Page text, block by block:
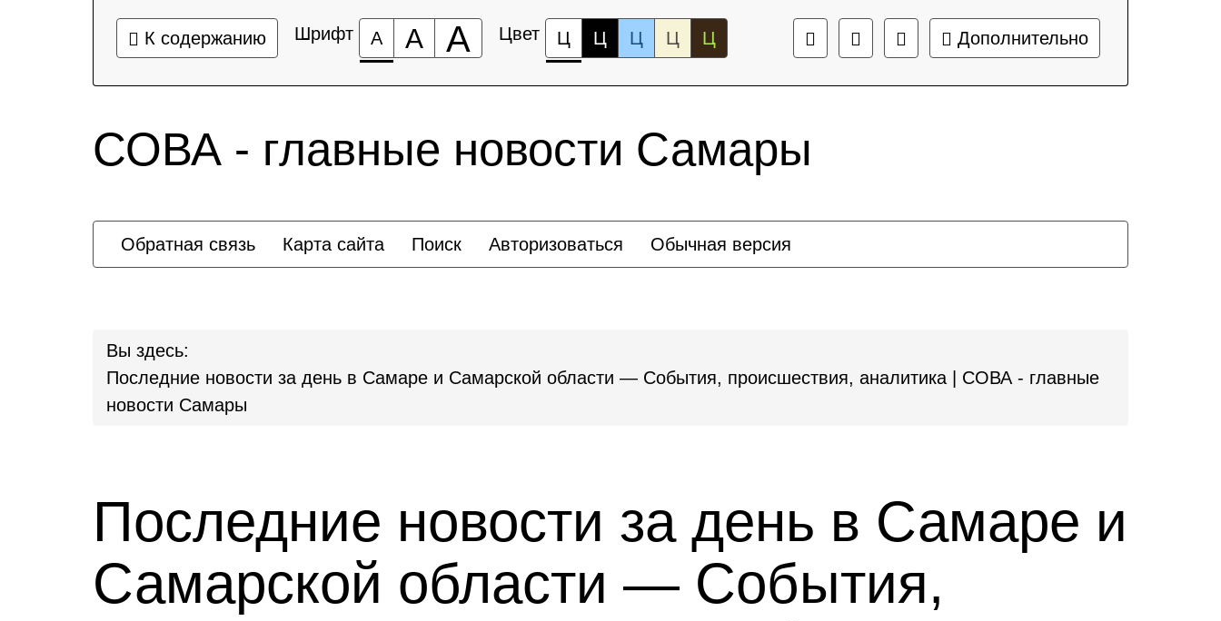
К содержанию Шрифт А А А Цвет Ц Ц Ц Ц Ц Дополнительно
СОВА - главные новости Самары
Обратная связь Карта сайта Поиск Авторизоваться Обычная версия
Вы здесь:
Последние новости за день в Самаре и Самарской области — События, происшествия, аналитика | СОВА - главные
новости Самары
Последние новости за день в Самаре и
Самарской области — События,